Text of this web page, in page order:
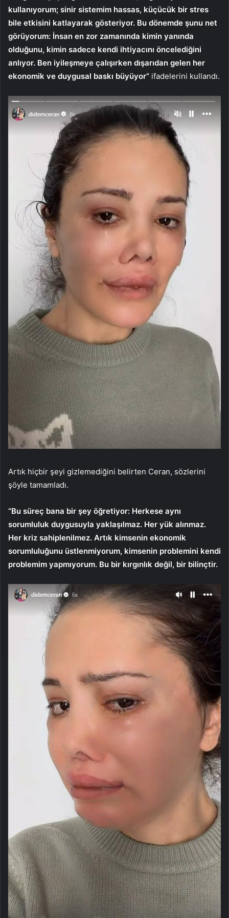
kullanıyorum; sinir sistemim hassas, küçücük bir stres
bile etkisini katlayarak gösteriyor. Bu dönemde şunu net
görüyorum: İnsan en zor zamanında kimin yanında
olduğunu, kimin sadece kendi ihtiyacını öncelediğini
anlıyor. Ben iyileşmeye çalışırken dışarıdan gelen her
ekonomik ve duygusal baskı büyüyor” ifadelerini kullandı.
Artık hiçbir şeyi gizlemediğini belirten Ceran, sözlerini
şöyle tamamladı.
“Bu süreç bana bir şey öğretiyor: Herkese aynı
sorumluluk duygusuyla yaklaşılmaz. Her yük alınmaz.
Her kriz sahiplenilmez. Artık kimsenin ekonomik
sorumluluğunu üstlenmiyorum, kimsenin problemini kendi
problemim yapmıyorum. Bu bir kırgınlık değil, bir bilinçtir.